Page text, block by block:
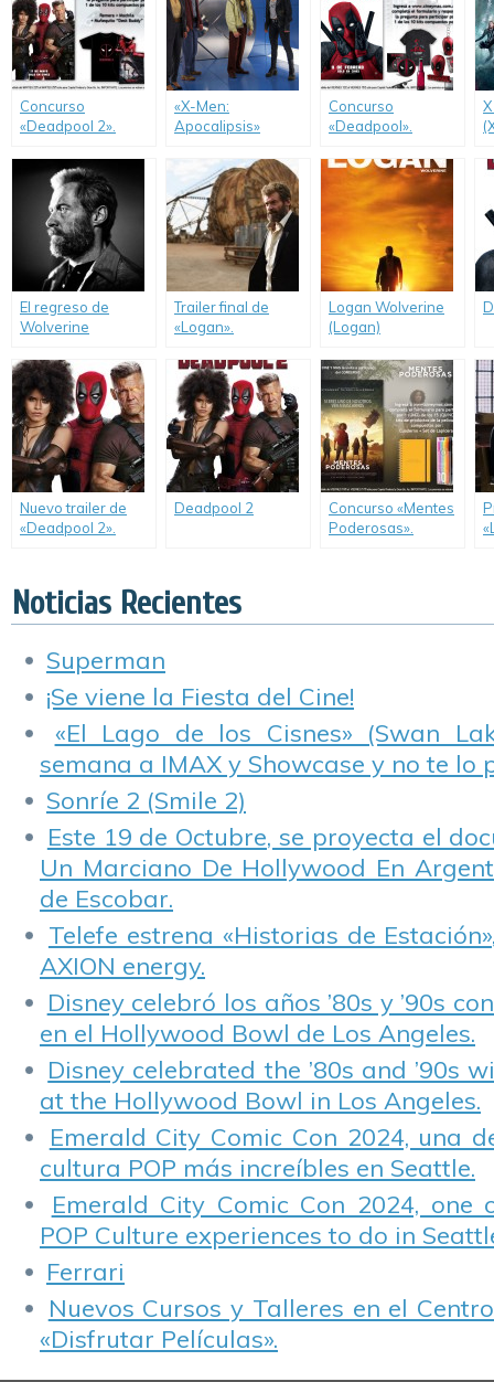
Concurso
«Deadpool 2».
«X-Men:
Apocalipsis»
trailer.
Concurso
«Deadpool».
El regreso de
Wolverine
trailer.
Trailer final de
«Logan».
Logan Wolverine
(Logan)
Nuevo trailer de
«Deadpool 2».
Deadpool 2
Concurso «Mentes
Poderosas».
Noticias Recientes
Superman
¡Se viene la Fiesta del Cine!
«El Lago de los Cisnes» (Swan
semana a IMAX y Showcase y no te lo
Sonríe 2 (Smile 2)
Este 19 de Octubre, se proyecta el
Un Marciano De Hollywood En
de Escobar.
Telefe estrena «Historias de
AXION energy.
Disney celebró los años ’80s y ’90s
en el Hollywood Bowl de Los Angeles.
Disney celebrated the ’80s and ’90s
at the Hollywood Bowl in Los Angeles.
Emerald City Comic Con 2024, una
cultura POP más increíbles en Seattle.
Emerald City Comic Con 2024,
POP Culture experiences to do in
Ferrari
Nuevos Cursos y Talleres en el
«Disfrutar Películas».